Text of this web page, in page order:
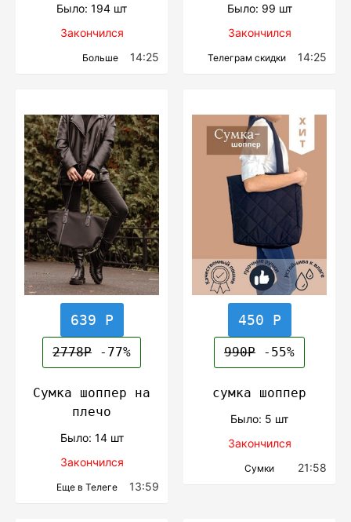
Было: 194 шт
Закончился
Больше 14:25
Было: 99 шт
Закончился
Телеграм скидки 14:25
639 Р
2778Р -77%
Сумка шоппер на
плечо
Было: 14 шт
Закончился
Еще в Телеге 13:59
450 Р
990Р -55%
сумка шоппер
Было: 5 шт
Закончился
Сумки 21:58